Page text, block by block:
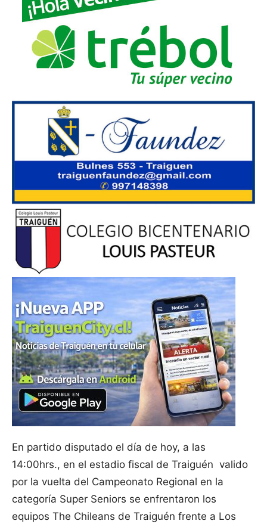
En partido disputado el día de hoy, a las
14:00hrs., en el estadio fiscal de Traiguén valido
por la vuelta del Campeonato Regional en la
categoría Super Seniors se enfrentaron los
equipos The Chileans de Traiguén frente a Los